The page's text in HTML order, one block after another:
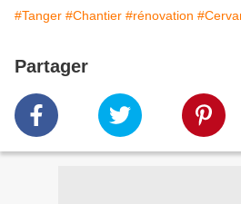
#Tanger #Chantier #rénovation
Partager